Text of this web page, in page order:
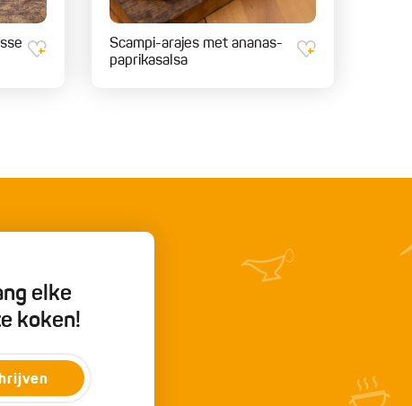
Scampi-arajes met ananas-
paprikasalsa
elke
koken!